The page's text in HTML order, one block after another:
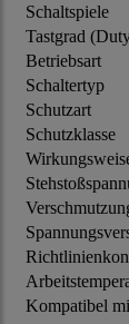
Schaltspiele
Tastgrad
Betriebsart
Schaltertyp
Schutzart
Schutzklasse
Kompatibel